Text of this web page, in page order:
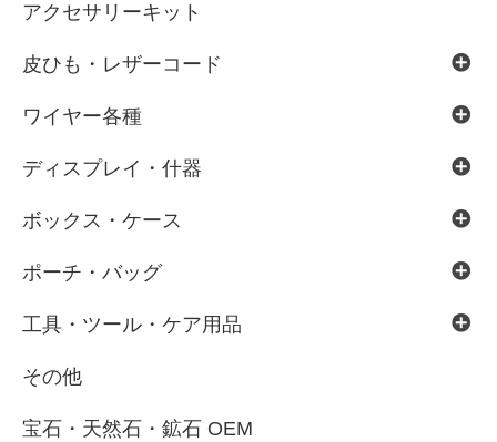
アクセサリーキット
皮ひも・レザーコード
ワイヤー各種
ディスプレイ・什器
ボックス・ケース
ポーチ・バッグ
工具・ツール・ケア用品
その他
宝石・天然石・鉱石 OEM